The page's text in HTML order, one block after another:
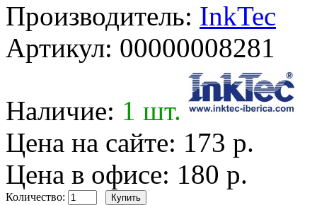
Производитель: InkTec
Артикул: 00000008281
Наличие: 1 шт.
Цена на сайте: 173 р.
Цена в офисе: 180 р.
Количество: